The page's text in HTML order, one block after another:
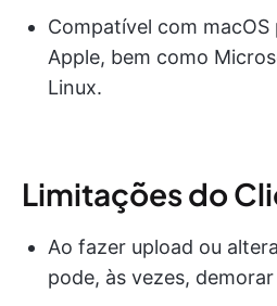
Compatível com
Apple, bem como
Linux.
Limitações do
Ao fazer upload ou
pode, às vezes,